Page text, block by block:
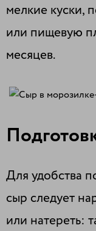
мелкие куски,
или пищевую
месяцев.
Для удобства
сыр следует
или натереть: